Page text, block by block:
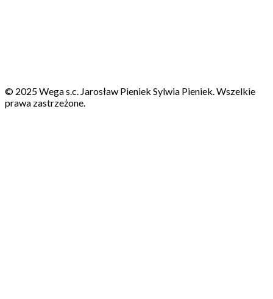
© 2025 Wega s.c. Jarosław Pieniek Sylwia Pieniek. Wszelkie
prawa zastrzeżone.